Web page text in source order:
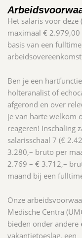
Het salaris voor
maximaal €
basis van een
Ben je een
holteranalist of
afgerond en over
je van harte welkom
reageren! Inschaling
salarisschaal 7 (€
3.280,– bruto per
2.769 – € 3.712,–
maand bij een
Onze
Medische Centra
bieden onder andere
vakantietoeslag, een